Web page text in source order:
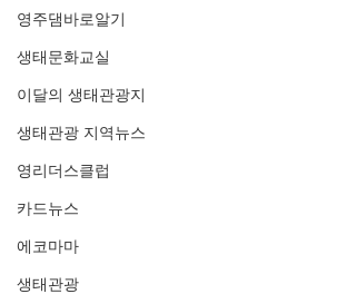
영주댐바로알기
생태문화교실
이달의 생태관광지
생태관광 지역뉴스
영리더스클럽
카드뉴스
에코마마
생태관광